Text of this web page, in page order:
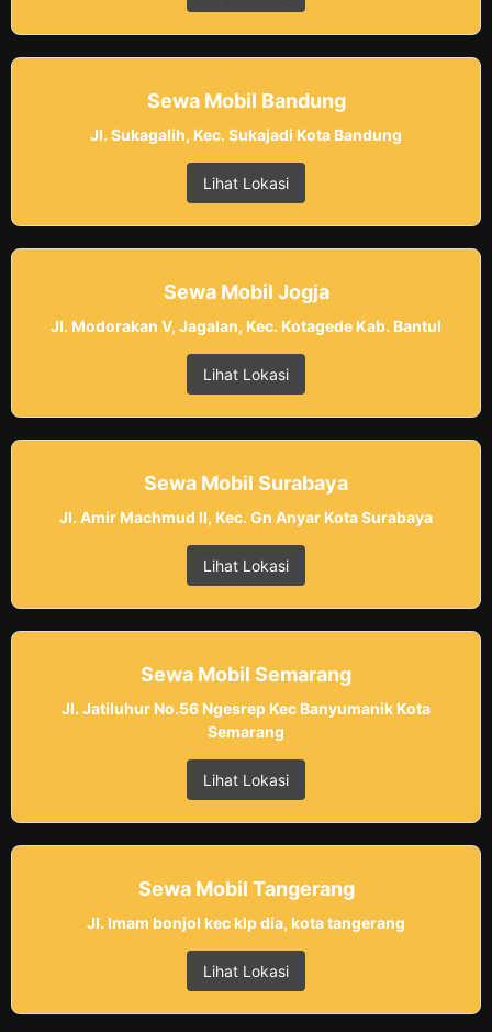
Sewa Mobil Bandung
Jl. Sukagalih, Kec. Sukajadi Kota Bandung
Lihat Lokasi
Sewa Mobil Jogja
Jl. Modorakan V, Jagalan, Kec. Kotagede Kab. Bantul
Lihat Lokasi
Sewa Mobil Surabaya
Jl. Amir Machmud II, Kec. Gn Anyar Kota Surabaya
Lihat Lokasi
Sewa Mobil Semarang
Jl. Jatiluhur No.56 Ngesrep Kec Banyumanik Kota
Semarang
Lihat Lokasi
Sewa Mobil Tangerang
Jl. Imam bonjol kec klp dia, kota tangerang
Lihat Lokasi